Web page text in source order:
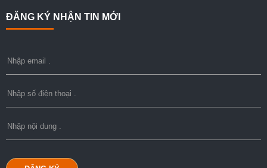
ĐĂNG KÝ NHẬN TIN MỚI